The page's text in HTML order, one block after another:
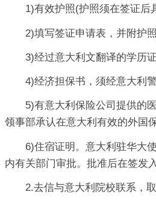
1)有效护照(护照须在签证后
2)填写签证申请表，并附护照
3)经过意大利文翻译的学历证
4)经济担保书，须经意大利
5)有意大利保险公司提供的
领事部承认在意大利有效的外国
6)住宿证明。意大利驻华大
内有关部门审批。批准后在签发
2.去信与意大利院校联系，